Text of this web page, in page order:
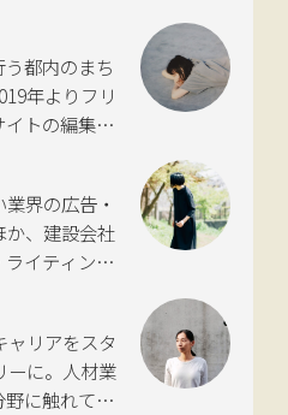
専門誌
て、2013年
転車の活用
、「交通政
連データ検
（システム
レビュー委員
都内のまち
年よりフリ
トの編集、
ルを問わず
の実家をど
。
界の広告・
か、建設会社
イティング
な頃から憧
ャリアをスタ
ーに。人材業
に触れてき